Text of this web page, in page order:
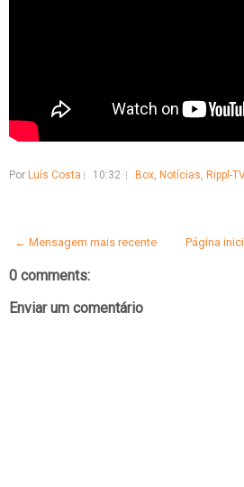
Por Luís Costa 10:32 Box, Notícias, Rippl-
← Mensagem mais recente Página
0 comments:
Enviar um comentário